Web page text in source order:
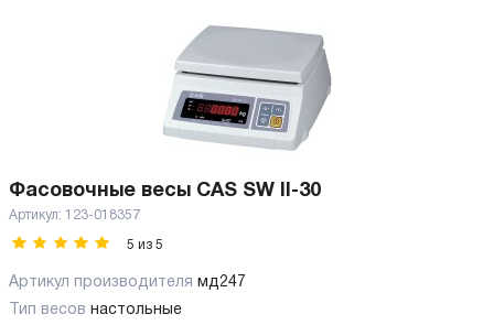
Фасовочные весы CAS SW II-30
Артикул: 123-018357
5 из 5
Артикул производителя мд247
Тип весов настольные